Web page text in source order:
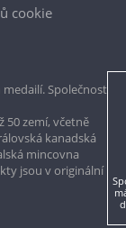
cookie
Společnost
50 zemí, včetně
kanadská
mincovna
jsou v originální